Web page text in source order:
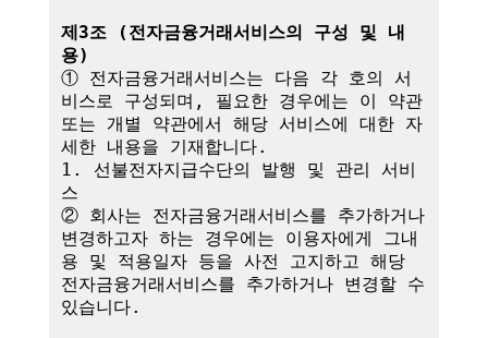
제3조 (전자금융거래서비스의 구성 및 내
용)
① 전자금융거래서비스는 다음 각 호의 서
비스로 구성되며, 필요한 경우에는 이 약관
또는 개별 약관에서 해당 서비스에 대한 자
세한 내용을 기재합니다.
1. 선불전자지급수단의 발행 및 관리 서비
스
② 회사는 전자금융거래서비스를 추가하거나
변경하고자 하는 경우에는 이용자에게 그내
용 및 적용일자 등을 사전 고지하고 해당
전자금융거래서비스를 추가하거나 변경할 수
있습니다.